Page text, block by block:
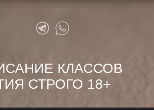
КЛАССОВ
18+